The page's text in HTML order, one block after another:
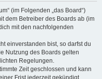
(im Folgenden „das Board“)
dem Betreiber des Boards ab (im
mit den nachfolgenden
einverstanden bist, so darfst du
Nutzung des Boards gelten
Regelungen.
Zeit geschlossen und kann
Frist jederzeit gekündigt